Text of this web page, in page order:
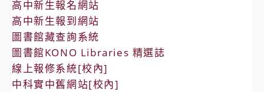
高中新生報名網站
高中新生報到網站
圖書館藏查詢系統
圖書館KONO Libraries 精選誌
線上報修系統[校內]
中科實中舊網站[校內]